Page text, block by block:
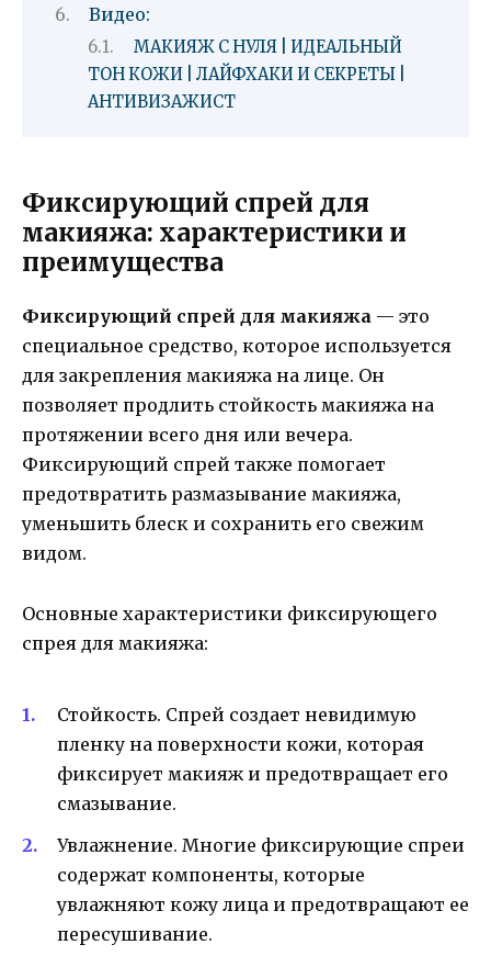
Видео:
МАКИЯЖ С НУЛЯ | ИДЕАЛЬНЫЙ
ТОН КОЖИ | ЛАЙФХАКИ И СЕКРЕТЫ |
АНТИВИЗАЖИСТ
Фиксирующий спрей для
макияжа: характеристики и
преимущества
Фиксирующий спрей для макияжа — это
специальное средство, которое используется
для закрепления макияжа на лице. Он
позволяет продлить стойкость макияжа на
протяжении всего дня или вечера.
Фиксирующий спрей также помогает
предотвратить размазывание макияжа,
уменьшить блеск и сохранить его свежим
видом.
Основные характеристики фиксирующего
спрея для макияжа:
Стойкость. Спрей создает невидимую
пленку на поверхности кожи, которая
фиксирует макияж и предотвращает его
смазывание.
Увлажнение. Многие фиксирующие спреи
содержат компоненты, которые
увлажняют кожу лица и предотвращают ее
пересушивание.